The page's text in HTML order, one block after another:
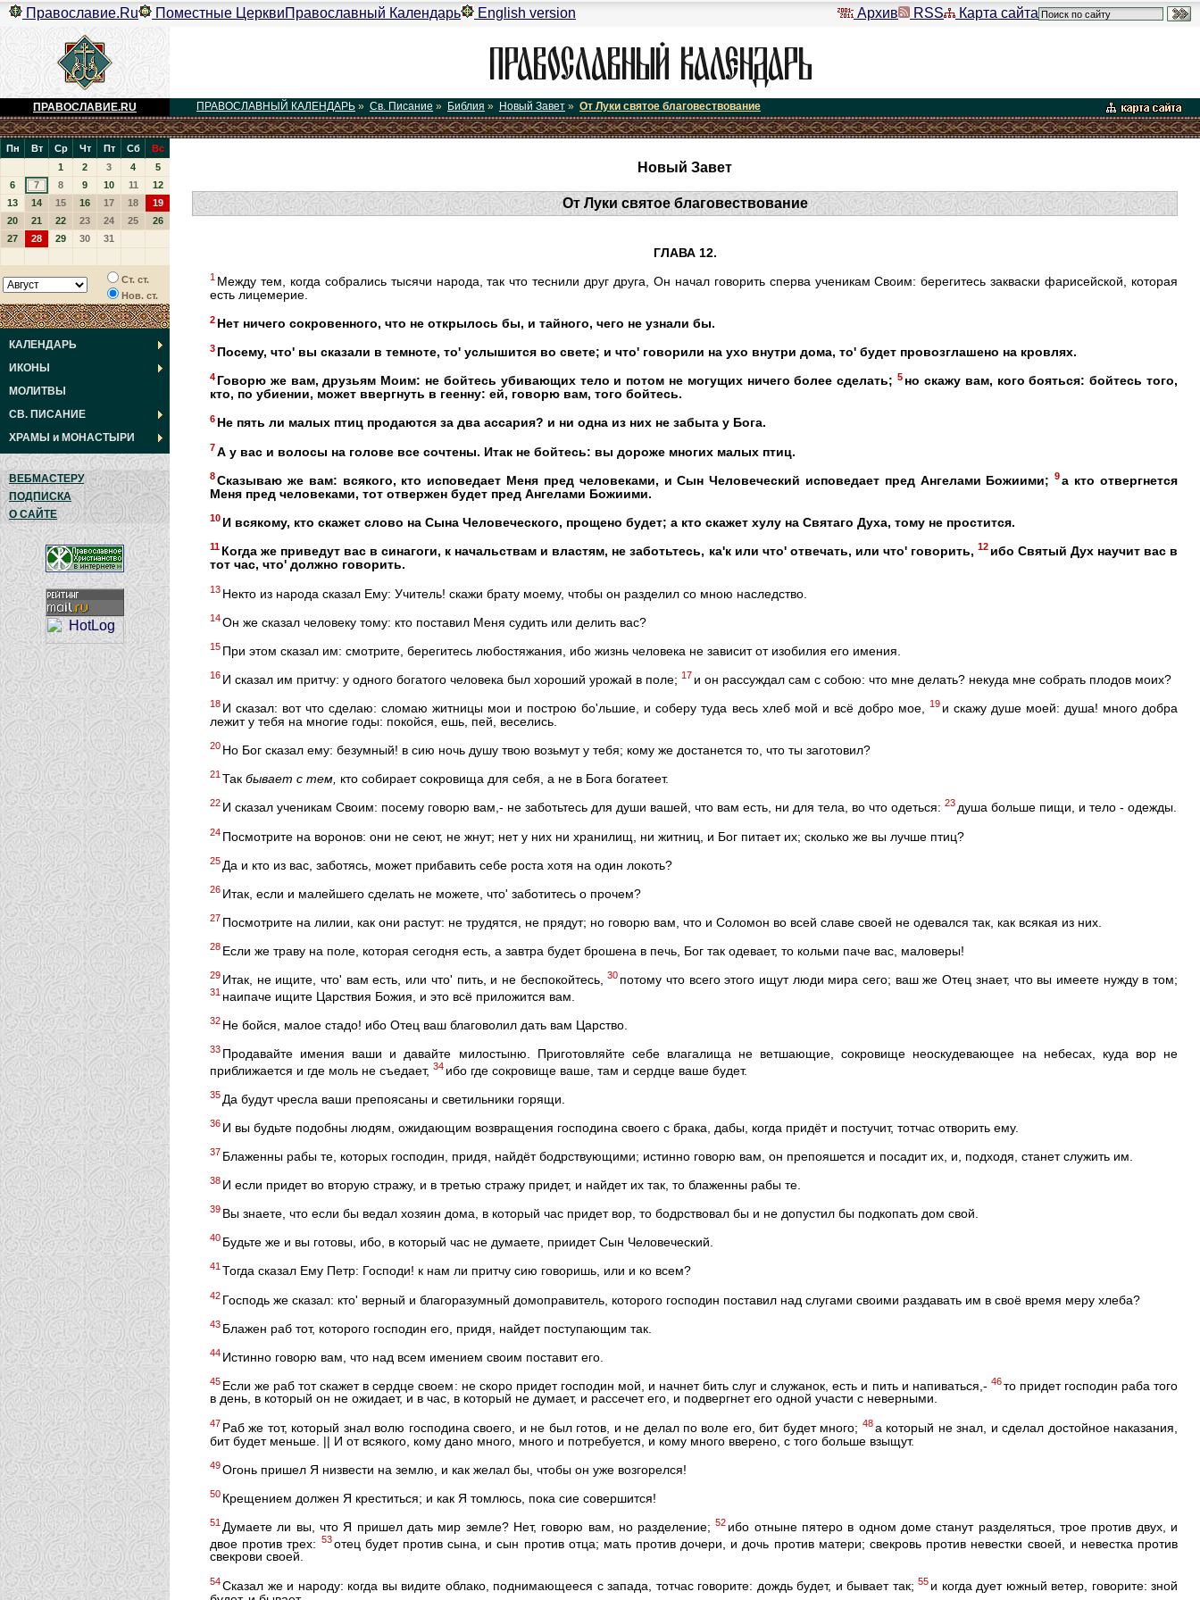
Архив RSS Карта сайта
Православие.Ru Поместные ЦерквиПравославный Календарь English version
ПРАВОСЛАВИЕ.RU ПРАВОСЛАВНЫЙ КАЛЕНДАРЬ » Св. Писание » Библия » Новый Завет » От Луки святое благовествование
Пн Вт Ср Чт Пт Сб
Вс
1
2 3 4
5
6
7 8 9 10 11
12
13
14 15 16 17 18
19
20
21 22 23 24 25
26
27
28 29 30 31
Ст. ст.
Нов. ст.
КАЛЕНДАРЬ
ИКОНЫ
МОЛИТВЫ
СВ. ПИСАНИЕ
ХРАМЫ и МОНАСТЫРИ
ВЕБМАСТЕРУ
ПОДПИСКА
О САЙТЕ
Новый Завет
От Луки святое благовествование
ГЛАВА 12.
1 Между тем, когда собрались тысячи народа, так что теснили друг друга, Он начал говорить сперва ученикам Своим: берегитесь закваски фарисейской, которая
есть лицемерие.
2 Нет ничего сокровенного, что не открылось бы, и тайного, чего не узнали бы.
3 Посему, что' вы сказали в темноте, то' услышится во свете; и что' говорили на ухо внутри дома, то' будет провозглашено на кровлях.
4 Говорю же вам, друзьям Моим: не бойтесь убивающих тело и потом не могущих ничего более сделать; 5 но скажу вам, кого бояться: бойтесь того,
кто, по убиении, может ввергнуть в геенну: ей, говорю вам, того бойтесь.
6 Не пять ли малых птиц продаются за два ассария? и ни одна из них не забыта у Бога.
7А у вас и волосы на голове все сочтены. Итак не бойтесь: вы дороже многих малых птиц.
8Сказываю же вам: всякого, кто исповедает Меня пред человеками, и Сын Человеческий исповедает пред Ангелами Божиими; 9а кто отвергнется
Меня пред человеками, тот отвержен будет пред Ангелами Божиими.
10 И всякому, кто скажет слово на Сына Человеческого, прощено будет; а кто скажет хулу на Святаго Духа, тому не простится.
11 Когда же приведут вас в синагоги, к начальствам и властям, не заботьтесь, ка'к или что' отвечать, или что' говорить, 12 ибо Святый Дух научит вас в
тот час, что' должно говорить.
13 Некто из народа сказал Ему: Учитель! скажи брату моему, чтобы он разделил со мною наследство.
14Он же сказал человеку тому: кто поставил Меня судить или делить вас?
15 При этом сказал им: смотрите, берегитесь любостяжания, ибо жизнь человека не зависит от изобилия его имения.
16 И сказал им притчу: у одного богатого человека был хороший урожай в поле; 17 и он рассуждал сам с собою: что мне делать? некуда мне собрать плодов моих?
18 И сказал: вот что сделаю: сломаю житницы мои и построю бо'льшие, и соберу туда весь хлеб мой и всё добро мое, 19 и скажу душе моей: душа! много добра
лежит у тебя на многие годы: покойся, ешь, пей, веселись.
20 Но Бог сказал ему: безумный! в сию ночь душу твою возьмут у тебя; кому же достанется то, что ты заготовил?
21 Так бывает с тем, кто собирает сокровища для себя, а не в Бога богатеет.
22 И сказал ученикам Своим: посему говорю вам,- не заботьтесь для души вашей, что вам есть, ни для тела, во что одеться: 23 душа больше пищи, и тело - одежды.
24 Посмотрите на воронов: они не сеют, не жнут; нет у них ни хранилищ, ни житниц, и Бог питает их; сколько же вы лучше птиц?
25 Да и кто из вас, заботясь, может прибавить себе роста хотя на один локоть?
26 Итак, если и малейшего сделать не можете, что' заботитесь о прочем?
27 Посмотрите на лилии, как они растут: не трудятся, не прядут; но говорю вам, что и Соломон во всей славе своей не одевался так, как всякая из них.
28 Если же траву на поле, которая сегодня есть, а завтра будет брошена в печь, Бог так одевает, то кольми паче вас, маловеры!
29 Итак, не ищите, что' вам есть, или что' пить, и не беспокойтесь,30 потому что всего этого ищут люди мира сего; ваш же Отец знает, что вы имеете нужду в том;
31 наипаче ищите Царствия Божия, и это всё приложится вам.
32 Не бойся, малое стадо! ибо Отец ваш благоволил дать вам Царство.
33 Продавайте имения ваши и давайте милостыню. Приготовляйте себе влагалища не ветшающие, сокровище неоскудевающее на небесах, куда вор не
приближается и где моль не съедает, 34 ибо где сокровище ваше, там и сердце ваше будет.
35 Да будут чресла ваши препоясаны и светильники горящи.
36 И вы будьте подобны людям, ожидающим возвращения господина своего с брака, дабы, когда придёт и постучит, тотчас отворить ему.
37 Блаженны рабы те, которых господин, придя, найдёт бодрствующими; истинно говорю вам, он препояшется и посадит их, и, подходя, станет служить им.
38 И если придет во вторую стражу, и в третью стражу придет, и найдет их так, то блаженны рабы те.
39 Вы знаете, что если бы ведал хозяин дома, в который час придет вор, то бодрствовал бы и не допустил бы подкопать дом свой.
40 Будьте же и вы готовы, ибо, в который час не думаете, приидет Сын Человеческий.
41 Тогда сказал Ему Петр: Господи! к нам ли притчу сию говоришь, или и ко всем?
42 Господь же сказал: кто' верный и благоразумный домоправитель, которого господин поставил над слугами своими раздавать им в своё время меру хлеба?
43 Блажен раб тот, которого господин его, придя, найдет поступающим так.
44 Истинно говорю вам, что над всем имением своим поставит его.
45 Если же раб тот скажет в сердце своем: не скоро придет господин мой, и начнет бить слуг и служанок, есть и пить и напиваться,- 46то придет господин раба того
в день, в который он не ожидает, и в час, в который не думает, и рассечет его, и подвергнет его одной участи с неверными.
47 Раб же тот, который знал волю господина своего, и не был готов, и не делал по воле его, бит будет много; 48а который не знал, и сделал достойное наказания,
бит будет меньше. || И от всякого, кому дано много, много и потребуется, и кому много вверено, с того больше взыщут.
49Огонь пришел Я низвести на землю, и как желал бы, чтобы он уже возгорелся!
50 Крещением должен Я креститься; и как Я томлюсь, пока сие совершится!
51 Думаете ли вы, что Я пришел дать мир земле? Нет, говорю вам, но разделение;52 ибо отныне пятеро в одном доме станут разделяться, трое против двух, и
двое против трех: 53 отец будет против сына, и сын против отца; мать против дочери, и дочь против матери; свекровь против невестки своей, и невестка против
свекрови своей.
54Сказал же и народу: когда вы видите облако, поднимающееся с запада, тотчас говорите: дождь будет, и бывает так; 55 и когда дует южный ветер, говорите: зной